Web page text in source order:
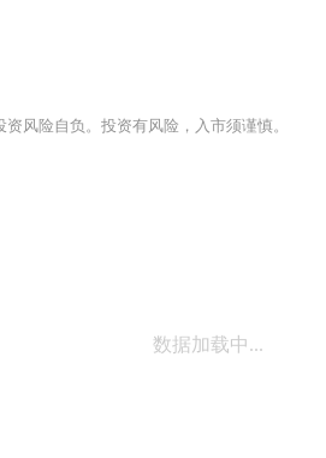
风险自负。投资有风险，入市须谨慎。
数据加载中...